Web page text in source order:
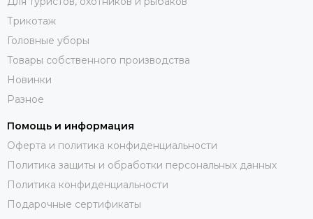
Трикотаж
Головные уборы
Товары собственного производства
Новинки
Разное
Помощь и информация
Оферта и политика конфиденциальности
Политика защиты и обработки персональных данных
Политика конфиденциальности
Подарочные сертификаты